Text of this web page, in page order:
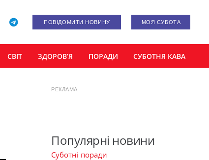
ПОВІДОМИТИ НОВИНУ МОЯ СУБОТА
СВІТ ЗДОРОВ’Я ПОРАДИ СУБОТНЯ КАВА
РЕКЛАМА
Популярні новини
Суботні поради